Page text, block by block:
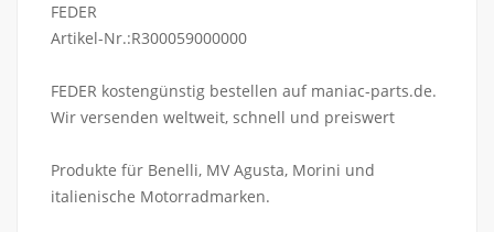
FEDER
Artikel-Nr.:R300059000000
FEDER kostengünstig bestellen auf maniac-parts.de.
Wir versenden weltweit, schnell und preiswert
Produkte für Benelli, MV Agusta, Morini und
italienische Motorradmarken.